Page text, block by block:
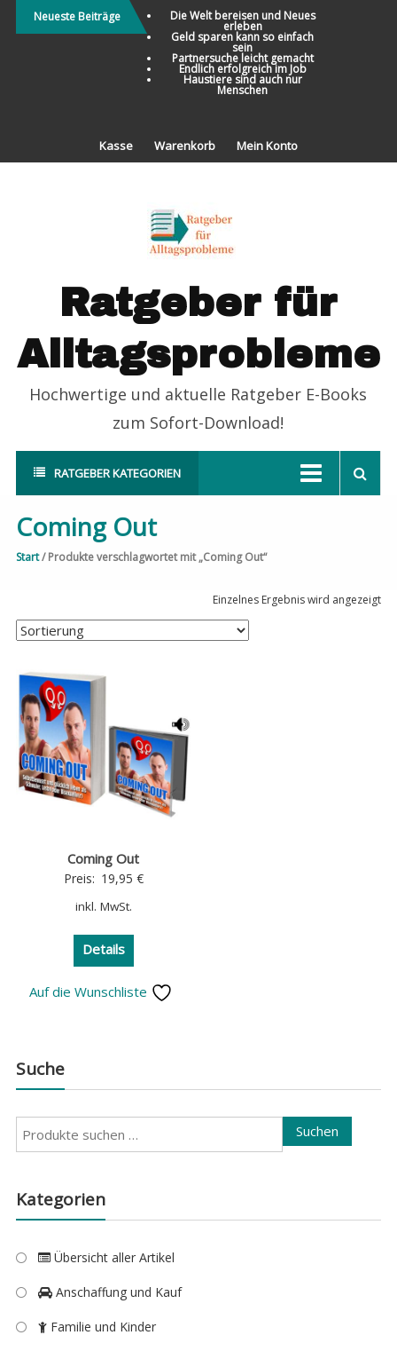
Direkt
zum
Neueste Beiträge Die Welt bereisen und Neues
erleben
Geld sparen kann so einfach
sein
Partnersuche leicht gemacht
Endlich erfolgreich im Job
Haustiere sind auch nur
Menschen
Kasse Warenkorb Mein Konto
Ratgeber für
Alltagsprobleme
Hochwertige und aktuelle Ratgeber E-Books
zum Sofort-Download!
RATGEBER KATEGORIEN
Coming Out
Start/ Produkte verschlagwortet mit „Coming Out“
Einzelnes Ergebnis wird angezeigt
Coming Out
Preis: 19,95 €
inkl. MwSt.
Details
Auf die Wunschliste
Suche
Suchen
nach:
Suchen
Kategorien
Übersicht aller Artikel
Anschaffung und Kauf
Familie und Kinder